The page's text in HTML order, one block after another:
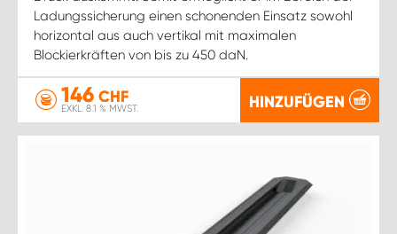
Ladungssicherung einen schonenden Einsatz sowohl
horizontal aus auch vertikal mit maximalen
Blockierkräften von bis zu 450 daN.
146 CHF
EXKL. 8.1 % MWST. HINZUFÜGEN